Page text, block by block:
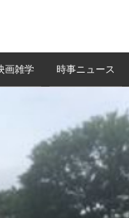
画雑学 時事ニュース